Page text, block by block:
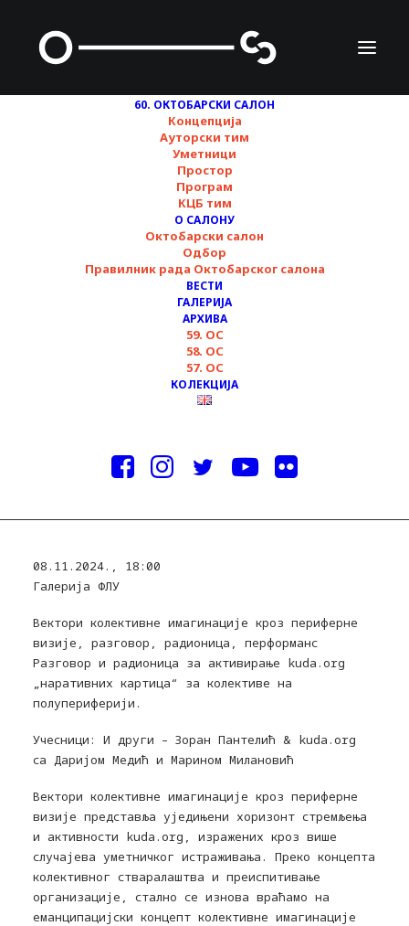
60. ОКТОБАРСКИ САЛОН
Концепција
Ауторски тим
Уметници
Простор
Програм
КЦБ тим
О САЛОНУ
Октобарски салон
Одбор
Правилник рада Октобарског салона
ВЕСТИ
ГАЛЕРИЈА
АРХИВА
59. ОС
58. ОС
57. ОС
КОЛЕКЦИЈА
Вектори колективне
имагинације кроз
периферне визије ▪︎
Радионица ▪︎ 60.
Октобарски салон
04/11/2024
08.11.2024., 18:00
Галерија ФЛУ
Вектори колективне имагинације кроз периферне
визије, разговор, радионица, перформанс
Разговор и радионица за активирање kuda.org
„наративних картица“ за колективе на
полупериферији.
Учесници: И други – Зоран Пантелић & kuda.org
са Даријом Медић и Марином Милановић
Вектори колективне имагинације кроз периферне
визије представља уједињени хоризонт стремљења
и активности kuda.org, изражених кроз више
случајева уметничког истраживања. Преко концепта
колективног стваралаштва и преиспитивање
организације, стално се изнова враћамо на
еманципацијски концепт колективне имагинације